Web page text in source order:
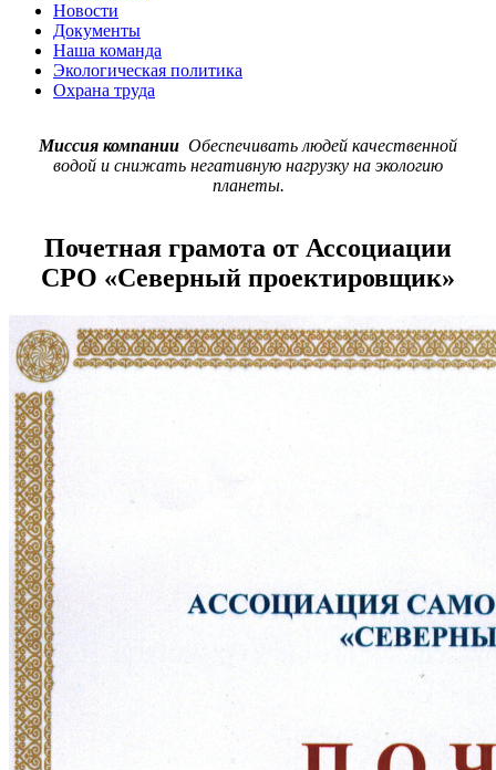
Новости
Документы
Наша команда
Экологическая политика
Охрана труда
Миссия компании Обеспечивать людей качественной
водой и снижать негативную нагрузку на экологию
планеты.
Почетная грамота от Ассоциации
СРО «Северный проектировщик»